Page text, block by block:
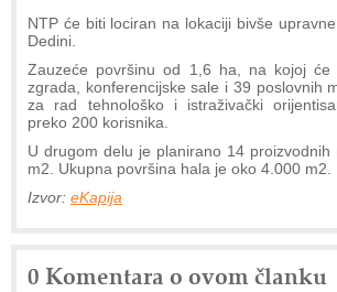
NTP će biti lociran na lokaciji bivše
Dedini.
Zauzeće površinu od 1,6 ha, na kojoj će
zgrada, konferencijske sale i 39 poslovnih
za rad tehnološko i istraživački
preko 200 korisnika.
U drugom delu je planirano 14
m2. Ukupna površina hala je oko 4.000 m2.
Izvor: eKapija
0 Komentara o ovom članku